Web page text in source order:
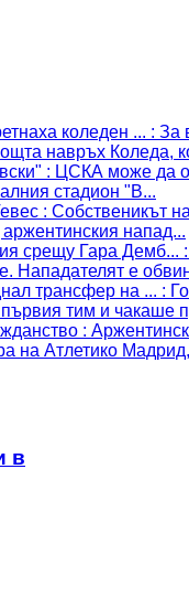
коледен ... : За
навръх Коледа,
: ЦСКА може да
стадион "В...
: Собственикът
напад...
срещу Гара Демб...
Нападателят е
трансфер на ... :
тим и чакаше
:
на Атлетико
в